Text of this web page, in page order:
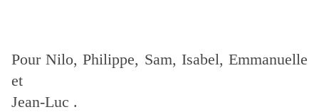
Pour Nilo, Philippe, Sam, Isabel, Emmanuelle
et
Jean-Luc .